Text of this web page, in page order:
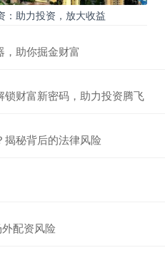
：助力投资，放大收益
助你掘金财富
财富新密码，助力投资腾飞
秘背后的法律风险
配资风险